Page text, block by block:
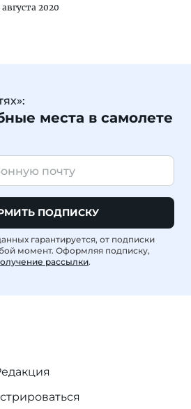
августа 2020
места в самолете
ПОДПИСКУ
гарантируется, от подписки
момент. Оформляя подписку,
рассылки.